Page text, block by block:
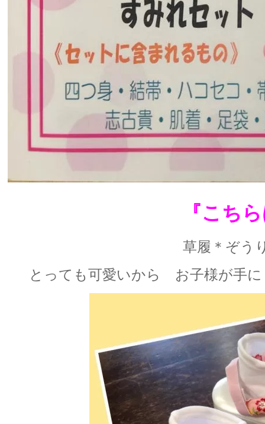
『こち
草履＊ぞう
とっても可愛いから お子様が手